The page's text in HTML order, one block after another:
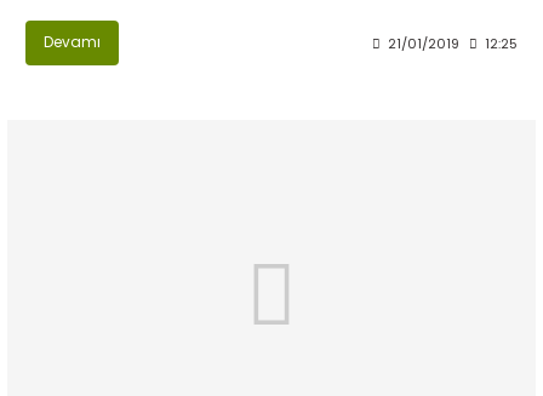
Devamı 21/01/2019 12:25